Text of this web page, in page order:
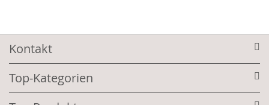
Kontakt
Top-Kategorien